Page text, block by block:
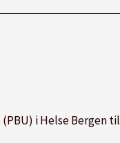
i Helse Bergen til